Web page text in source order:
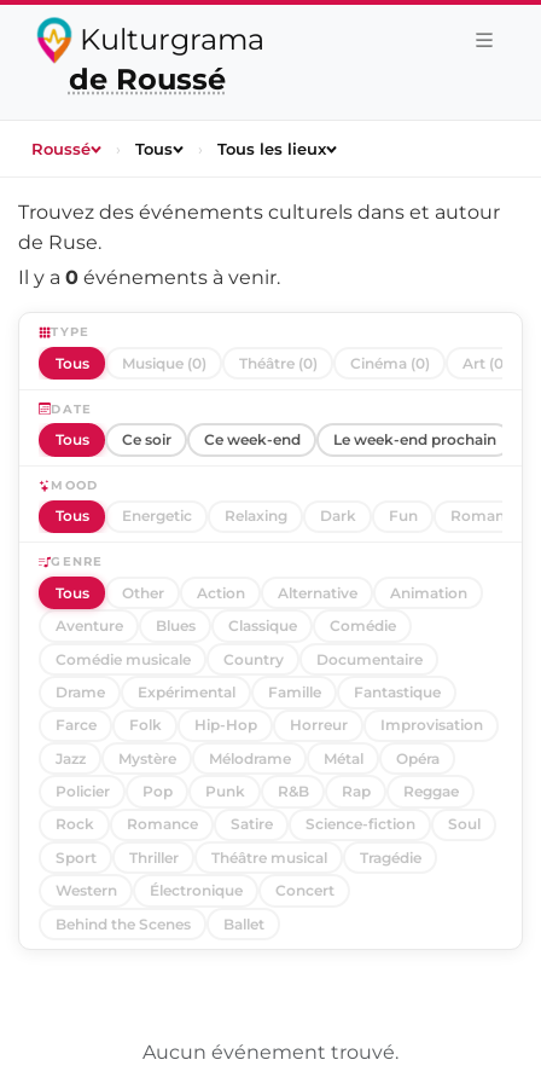
Kulturgrama
de Roussé
Roussé › Tous › Tous les lieux
Trouvez des événements culturels dans et autour
de Ruse.
Il y a 0 événements à venir.
TYPE
Tous Musique (0) Théâtre (0) Cinéma (0) Art (0)
DATE
Tous Ce soir Ce week-end Le week-end prochain
MOOD
Tous Energetic Relaxing Dark Fun Romantic
GENRE
Tous Other Action Alternative
Animation
Aventure
Blues Classique
Comédie
Comédie musicale
Country
Documentaire
Drame
Expérimental Famille
Fantastique
Farce
Folk Hip-Hop Horreur
Improvisation
Jazz
Mystère Mélodrame Métal
Opéra
Policier
Pop Punk R&B Rap
Reggae
Rock
Romance Satire Science-fiction
Soul
Sport
Thriller Théâtre musical
Tragédie
Western
Électronique
Concert
Behind the Scenes
Ballet
Aucun événement trouvé.